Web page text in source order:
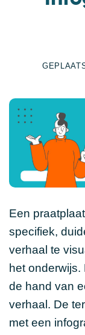
Een
specifiek,
verhaal te
het
de hand van
verhaal. De
met een